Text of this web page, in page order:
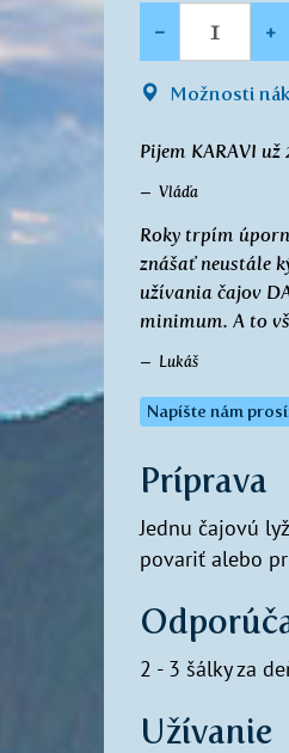
- +
Možnosti
Pijem KARAVI
Vláďa
Roky trpím
znášať neustále
užívania čajov
minimum. A to
Lukáš
Napíšte nám
Príprava
Jednu čajovú
povariť alebo
2 - 3 šálky za
Užívanie